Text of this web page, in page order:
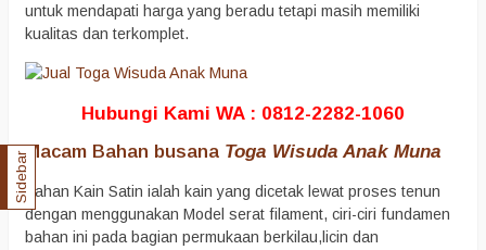
untuk mendapati harga yang beradu tetapi masih memiliki
kualitas dan terkomplet.
Hubungi Kami WA : 0812-2282-1060
Macam Bahan busana Toga Wisuda Anak Muna
Bahan Kain Satin ialah kain yang dicetak lewat proses tenun
dengan menggunakan Model serat filament, ciri-ciri fundamen
bahan ini pada bagian permukaan berkilau,licin dan
Sidebar